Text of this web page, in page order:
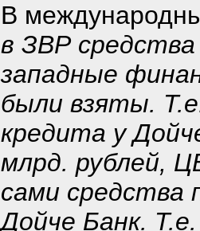
В
в ЗВР
западные
были взяты.
кредита у
млрд. рублей,
сами средства
Дойче Банк.